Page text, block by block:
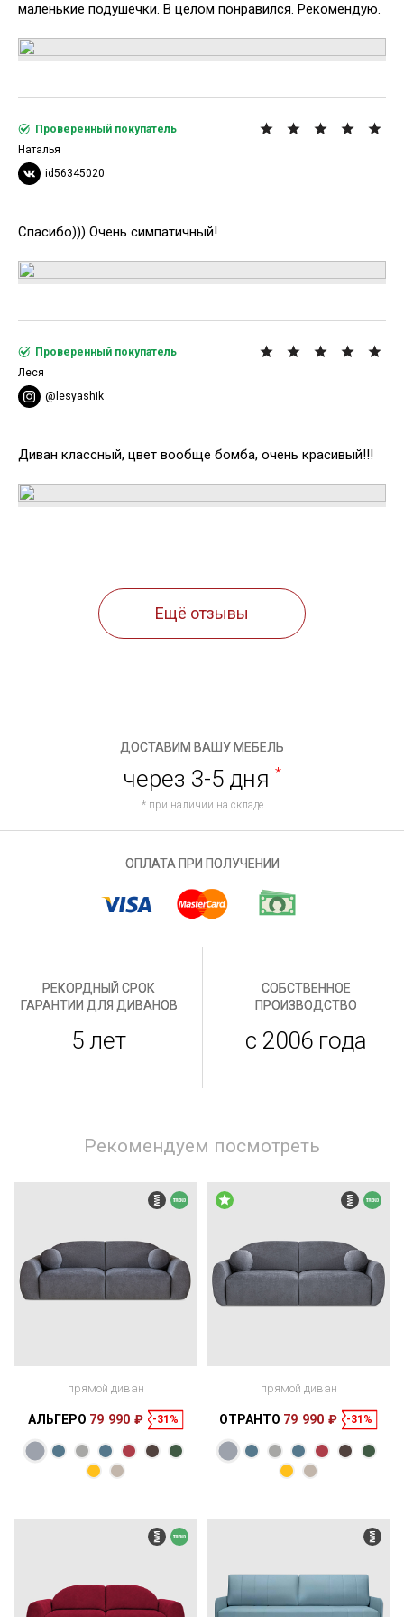
маленькие подушечки. В целом понравился. Рекомендую.
Спасибо))) Очень симпатичный!
Проверенный покупатель
Наталья
id56345020
Диван классный, цвет вообще бомба, очень красивый!!!
Проверенный покупатель
Леся
@lesyashik
Ещё отзывы
ДОСТАВИМ ВАШУ МЕБЕЛЬ
через 3-5 дня *
* при наличии на складе
ОПЛАТА ПРИ ПОЛУЧЕНИИ
РЕКОРДНЫЙ СРОК
ГАРАНТИИ ДЛЯ ДИВАНОВ
5 лет
СОБСТВЕННОЕ
ПРОИЗВОДСТВО
с 2006 года
Рекомендуем посмотреть
Размеры
Спальное
прямой диван
АЛЬГЕРО 79 990 ₽ -31%
Размеры
Спальное
прямой диван
ОТРАНТО 79 990 ₽ -31%